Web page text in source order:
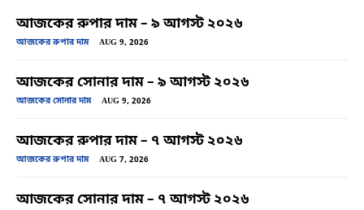
আজকের রুপার দাম – ৯ আগস্ট ২০২৬
আজকের রুপার দাম AUG 9, 2026
আজকের সোনার দাম – ৯ আগস্ট ২০২৬
আজকের সোনার দাম AUG 9, 2026
আজকের রুপার দাম – ৭ আগস্ট ২০২৬
আজকের রুপার দাম AUG 7, 2026
আজকের সোনার দাম – ৭ আগস্ট ২০২৬